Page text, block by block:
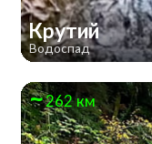
Крутий
Водоспад
262 км